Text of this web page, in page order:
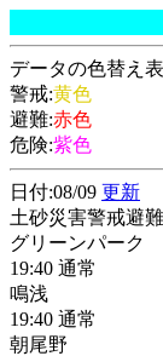
データの色替え
警戒:黄色
避難:赤色
危険:紫色
日付:08/09 更新
土砂災害警戒避
グリーンパーク
19:40 通常
鳴浅
19:40 通常
朝尾野